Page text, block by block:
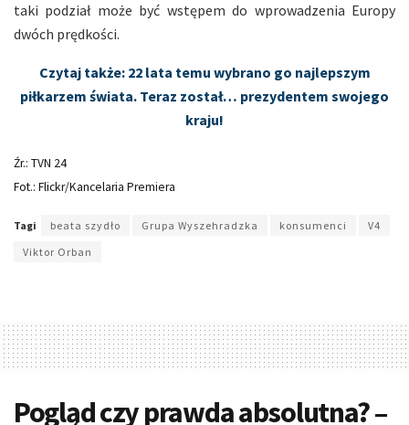
taki podział może być wstępem do wprowadzenia Europy
dwóch prędkości.
Czytaj także: 22 lata temu wybrano go najlepszym
piłkarzem świata. Teraz został… prezydentem swojego
kraju!
Źr.: TVN 24
Fot.: Flickr/Kancelaria Premiera
Tagi beata szydło Grupa Wyszehradzka konsumenci
V4
Viktor Orban
Pogląd czy prawda absolutna? –